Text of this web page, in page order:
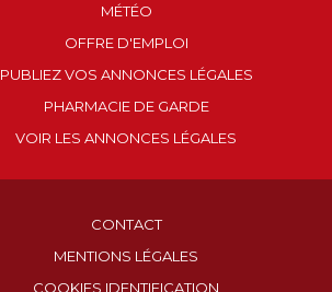
MÉTÉO
OFFRE D'EMPLOI
PUBLIEZ VOS ANNONCES LÉGALES
PHARMACIE DE GARDE
VOIR LES ANNONCES LÉGALES
CONTACT
MENTIONS LÉGALES
COOKIES IDENTIFICATION